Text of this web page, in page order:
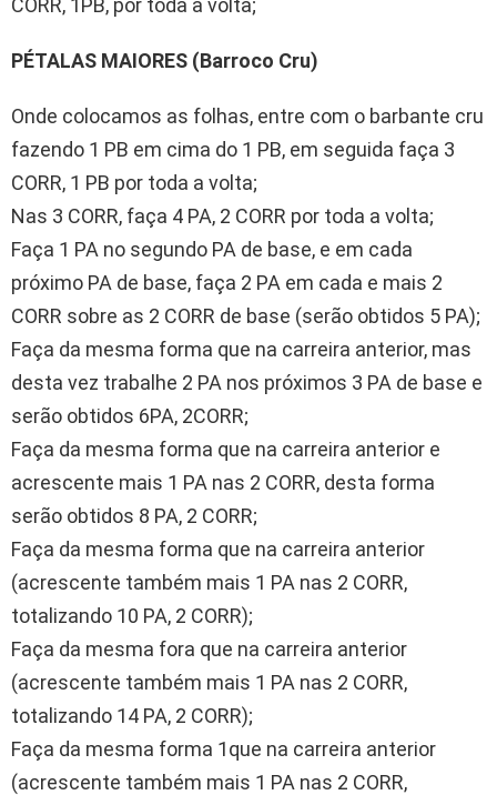
PÉTALAS MAIORES (Barroco Cru)
Onde colocamos as folhas, entre com o barbante cru
fazendo 1 PB em cima do 1 PB, em seguida faça 3
CORR, 1 PB por toda a volta;
Nas 3 CORR, faça 4 PA, 2 CORR por toda a volta;
Faça 1 PA no segundo PA de base, e em cada
próximo PA de base, faça 2 PA em cada e mais 2
CORR sobre as 2 CORR de base (serão obtidos 5 PA);
Faça da mesma forma que na carreira anterior, mas
desta vez trabalhe 2 PA nos próximos 3 PA de base e
serão obtidos 6PA, 2CORR;
Faça da mesma forma que na carreira anterior e
acrescente mais 1 PA nas 2 CORR, desta forma
serão obtidos 8 PA, 2 CORR;
Faça da mesma forma que na carreira anterior
(acrescente também mais 1 PA nas 2 CORR,
totalizando 10 PA, 2 CORR);
Faça da mesma fora que na carreira anterior
(acrescente também mais 1 PA nas 2 CORR,
totalizando 14 PA, 2 CORR);
Faça da mesma forma 1que na carreira anterior
(acrescente também mais 1 PA nas 2 CORR,